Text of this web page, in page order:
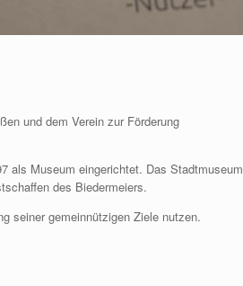
und dem Verein zur Förderung
als Museum eingerichtet. Das Stadtmuseum
des Biedermeiers.
seiner gemeinnützigen Ziele nutzen.